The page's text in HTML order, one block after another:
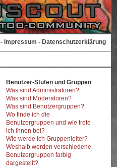
- Impressum - Datenschutzerklärung
Benutzer-Stufen und Gruppen
Was sind Administratoren?
Was sind Moderatoren?
Was sind Benutzergruppen?
Wo finde ich die
Benutzergruppen und wie trete
ich ihnen bei?
Wie werde ich Gruppenleiter?
Weshalb werden verschiedene
Benutzergruppen farbig
dargestellt?